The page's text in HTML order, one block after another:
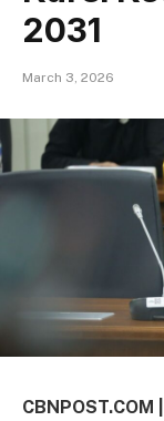
2031
March 3, 2026
CBNPOST.COM